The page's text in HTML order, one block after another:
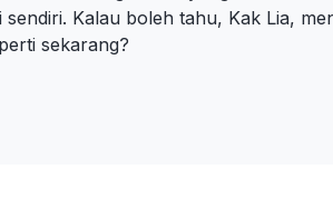
Kalau boleh tahu, Kak Lia,
sekarang?